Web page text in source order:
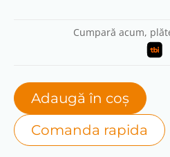
20 lei.
is:
11 lei.
Cumpară acum,
Adaugă în coș
Comanda rapida